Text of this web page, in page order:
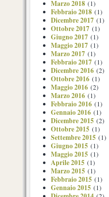
Marzo 2018 (1)
Febbraio 2018 (1)
Dicembre 2017 (1)
Ottobre 2017 (1)
Giugno 2017 (1)
Maggio 2017 (1)
Marzo 2017 (1)
Febbraio 2017 (1)
Dicembre 2016 (2)
Ottobre 2016 (1)
Maggio 2016 (2)
Marzo 2016 (1)
Febbraio 2016 (1)
Gennaio 2016 (1)
Dicembre 2015 (2)
Ottobre 2015 (1)
Settembre 2015 (1)
Giugno 2015 (1)
Maggio 2015 (1)
Aprile 2015 (1)
Marzo 2015 (1)
Febbraio 2015 (1)
Gennaio 2015 (1)